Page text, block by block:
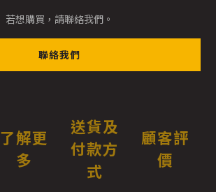
若想購買，請聯絡我們。
聯絡我們
了解更
多
送貨及
付款方
式
顧客評
價